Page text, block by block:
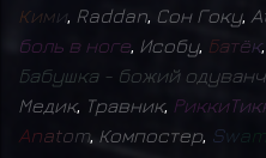
Кими Raddan Сон Гоку,
боль в ноге Исобу, Батёк,
Бабушка - божий одуванч
Медик, Травник, РиккиТик
Anatom, Компостер, Sw a